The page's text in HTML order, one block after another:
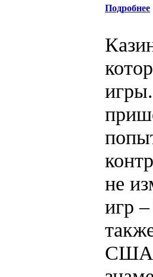
Подробнее
не
игр
США